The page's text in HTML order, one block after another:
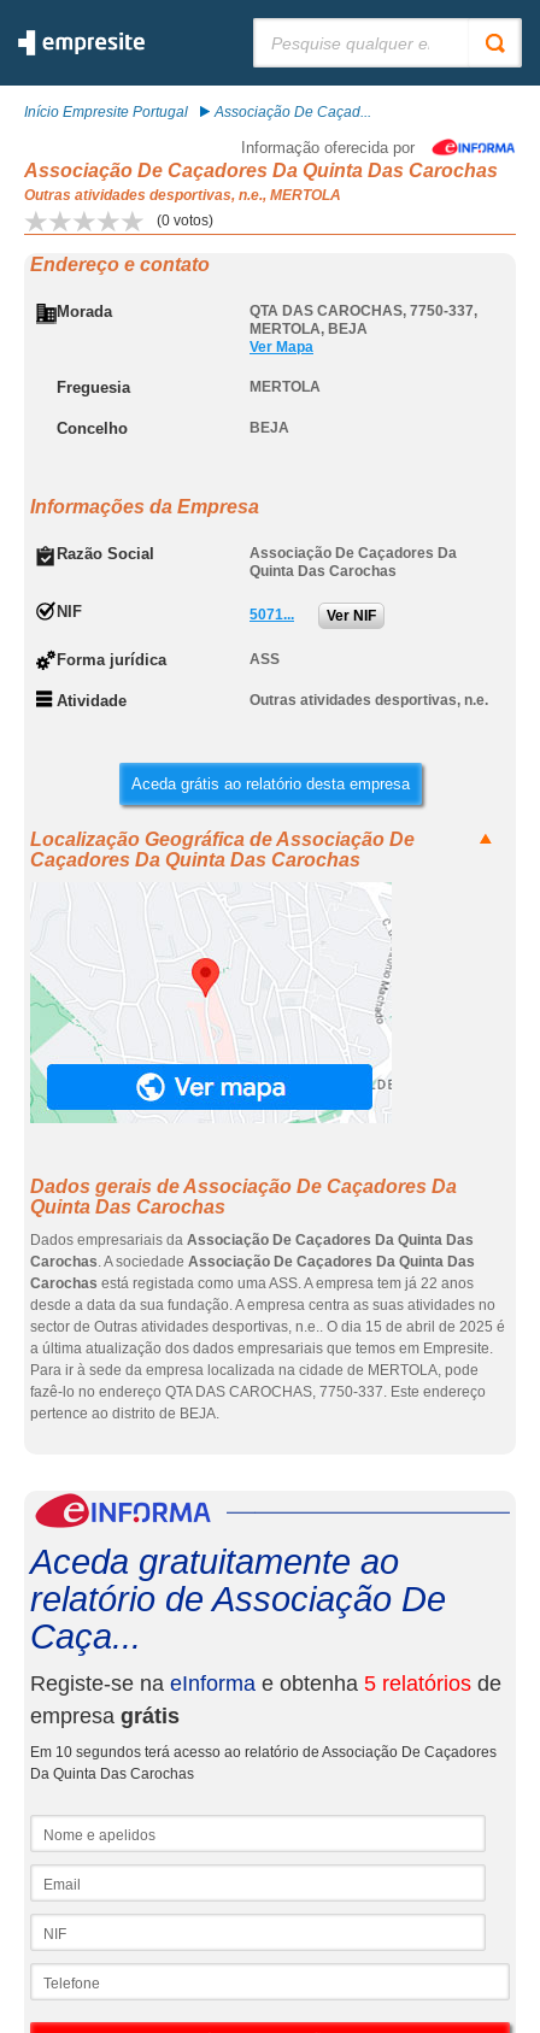
Início Empresite Portugal Associação De Caçad...
Informação oferecida por
Associação De Caçadores Da Quinta Das Carochas
Outras atividades desportivas, n.e., MERTOLA
(0 votos)
Endereço e contato
Morada QTA DAS CAROCHAS, 7750-337,
MERTOLA, BEJA
Ver Mapa
Freguesia MERTOLA
Concelho BEJA
Informações da Empresa
Razão Social
Associação De Caçadores Da
Quinta Das Carochas
NIF 5071... Ver NIF
Forma jurídica ASS
Atividade Outras atividades desportivas, n.e.
Aceda grátis ao relatório desta empresa
Localização Geográfica de Associação De
Caçadores Da Quinta Das Carochas
Dados gerais de Associação De Caçadores Da
Quinta Das Carochas
Dados empresariais da Associação De Caçadores Da Quinta Das
Carochas. A sociedade Associação De Caçadores Da Quinta Das
Carochas está registada como uma ASS. A empresa tem já 22 anos
desde a data da sua fundação. A empresa centra as suas atividades no
sector de Outras atividades desportivas, n.e.. O dia 15 de abril de 2025 é
a última atualização dos dados empresariais que temos em Empresite.
Para ir à sede da empresa localizada na cidade de MERTOLA, pode
fazê-lo no endereço QTA DAS CAROCHAS, 7750-337. Este endereço
pertence ao distrito de BEJA.
Aceda gratuitamente ao
relatório de Associação De
Caça...
Registe-se na eInforma e obtenha 5 relatórios de
empresa grátis
Em 10 segundos terá acesso ao relatório de Associação De Caçadores
Da Quinta Das Carochas